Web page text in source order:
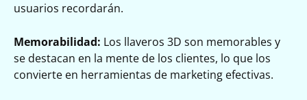
usuarios recordarán.
Memorabilidad: Los llaveros 3D son memorables y
se destacan en la mente de los clientes, lo que los
convierte en herramientas de marketing efectivas.